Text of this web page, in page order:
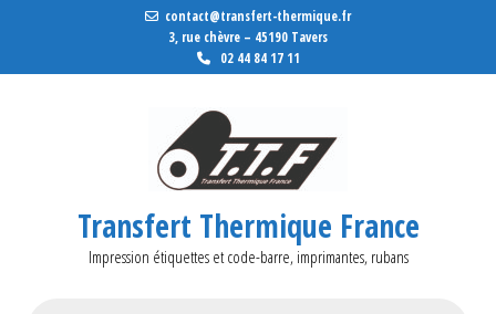
contact@transfert-thermique.fr
3, rue chèvre – 45190 Tavers
02 44 84 17 11
Transfert Thermique France
Impression étiquettes et code-barre, imprimantes, rubans